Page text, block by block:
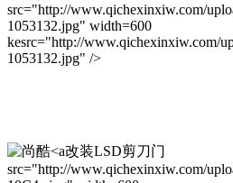
src="http://www.qichexinxiw.com/
1053132.jpg" width=600
kesrc="http://www.qichexinxiw.com/
1053132.jpg" />
改装LSD剪刀门
src="http://www.qichexinxiw.com/